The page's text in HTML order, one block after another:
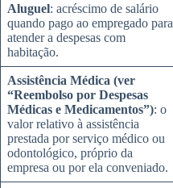
Aluguel: acréscimo de salário
quando pago ao empregado para
atender a despesas com
habitação.
Assistência Médica (ver
“Reembolso por Despesas
Médicas e Medicamentos”): o
valor relativo à assistência
prestada por serviço médico ou
odontológico, próprio da
empresa ou por ela conveniado.